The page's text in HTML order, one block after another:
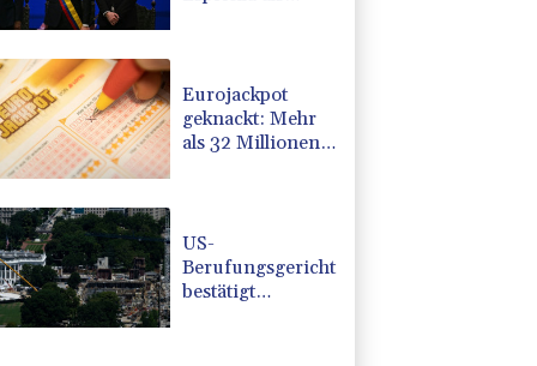
Eurojackpot
geknackt: Mehr
als 32 Millionen
US-
Berufungsgericht
bestätigt